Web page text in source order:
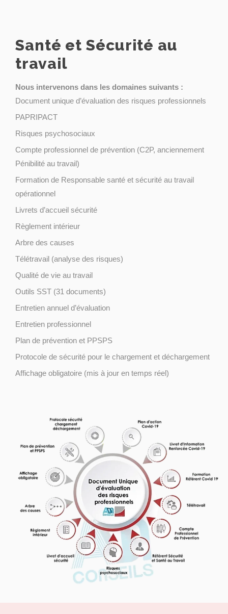
Santé et Sécurité au
travail
Nous intervenons dans les domaines suivants :
Document unique d’évaluation des risques professionnels
PAPRIPACT
Risques psychosociaux
Compte professionnel de prévention (C2P, anciennement
Pénibilité au travail)
Formation de Responsable santé et sécurité au travail
opérationnel
Livrets d’accueil sécurité
Règlement intérieur
Arbre des causes
Télétravail (analyse des risques)
Qualité de vie au travail
Outils SST (31 documents)
Entretien annuel d’évaluation
Entretien professionnel
Plan de prévention et PPSPS
Protocole de sécurité pour le chargement et déchargement
Affichage obligatoire (mis à jour en temps réel)